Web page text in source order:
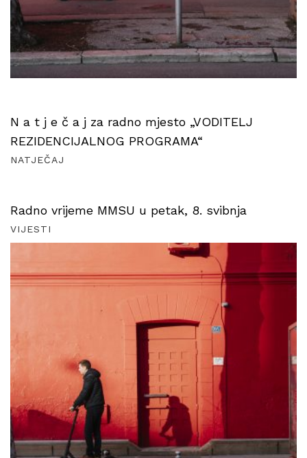
N a t j e č a j za radno mjesto „VODITELJ
REZIDENCIJALNOG PROGRAMA“
NATJEČAJ
Radno vrijeme MMSU u petak, 8. svibnja
VIJESTI